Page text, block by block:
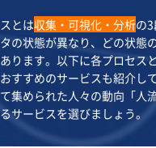
とは収集・可視化・分析の3
の状態が異なり、どの状態
ります。以下に各プロセス
すすめのサービスも紹介して
集められた人々の動向「人
サービスを選びましょう。